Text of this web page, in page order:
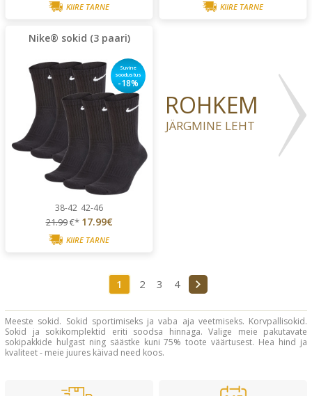
KIIRE TARNE KIIRE TARNE
Nike® sokid (3 paari)
Suvine
soodustus
-18%
38-42 42-46
21.99€* 17.99€
KIIRE TARNE
ROHKEM
JÄRGMINE LEHT
1 2 3 4
Meeste sokid. Sokid sportimiseks ja vaba aja veetmiseks. Korvpallisokid.
Sokid ja sokikomplektid eriti soodsa hinnaga. Valige meie pakutavate
sokipakkide hulgast ning säästke kuni 75% toote väärtusest. Hea hind ja
kvaliteet - meie juures käivad need koos.